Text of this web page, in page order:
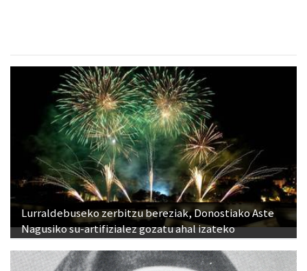
Lurraldebuseko zerbitzu bereziak, Donostiako Aste
Nagusiko su-artifizialez gozatu ahal izateko